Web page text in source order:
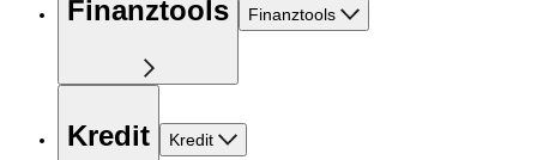
Finanztools Finanztools
Kredit Kredit